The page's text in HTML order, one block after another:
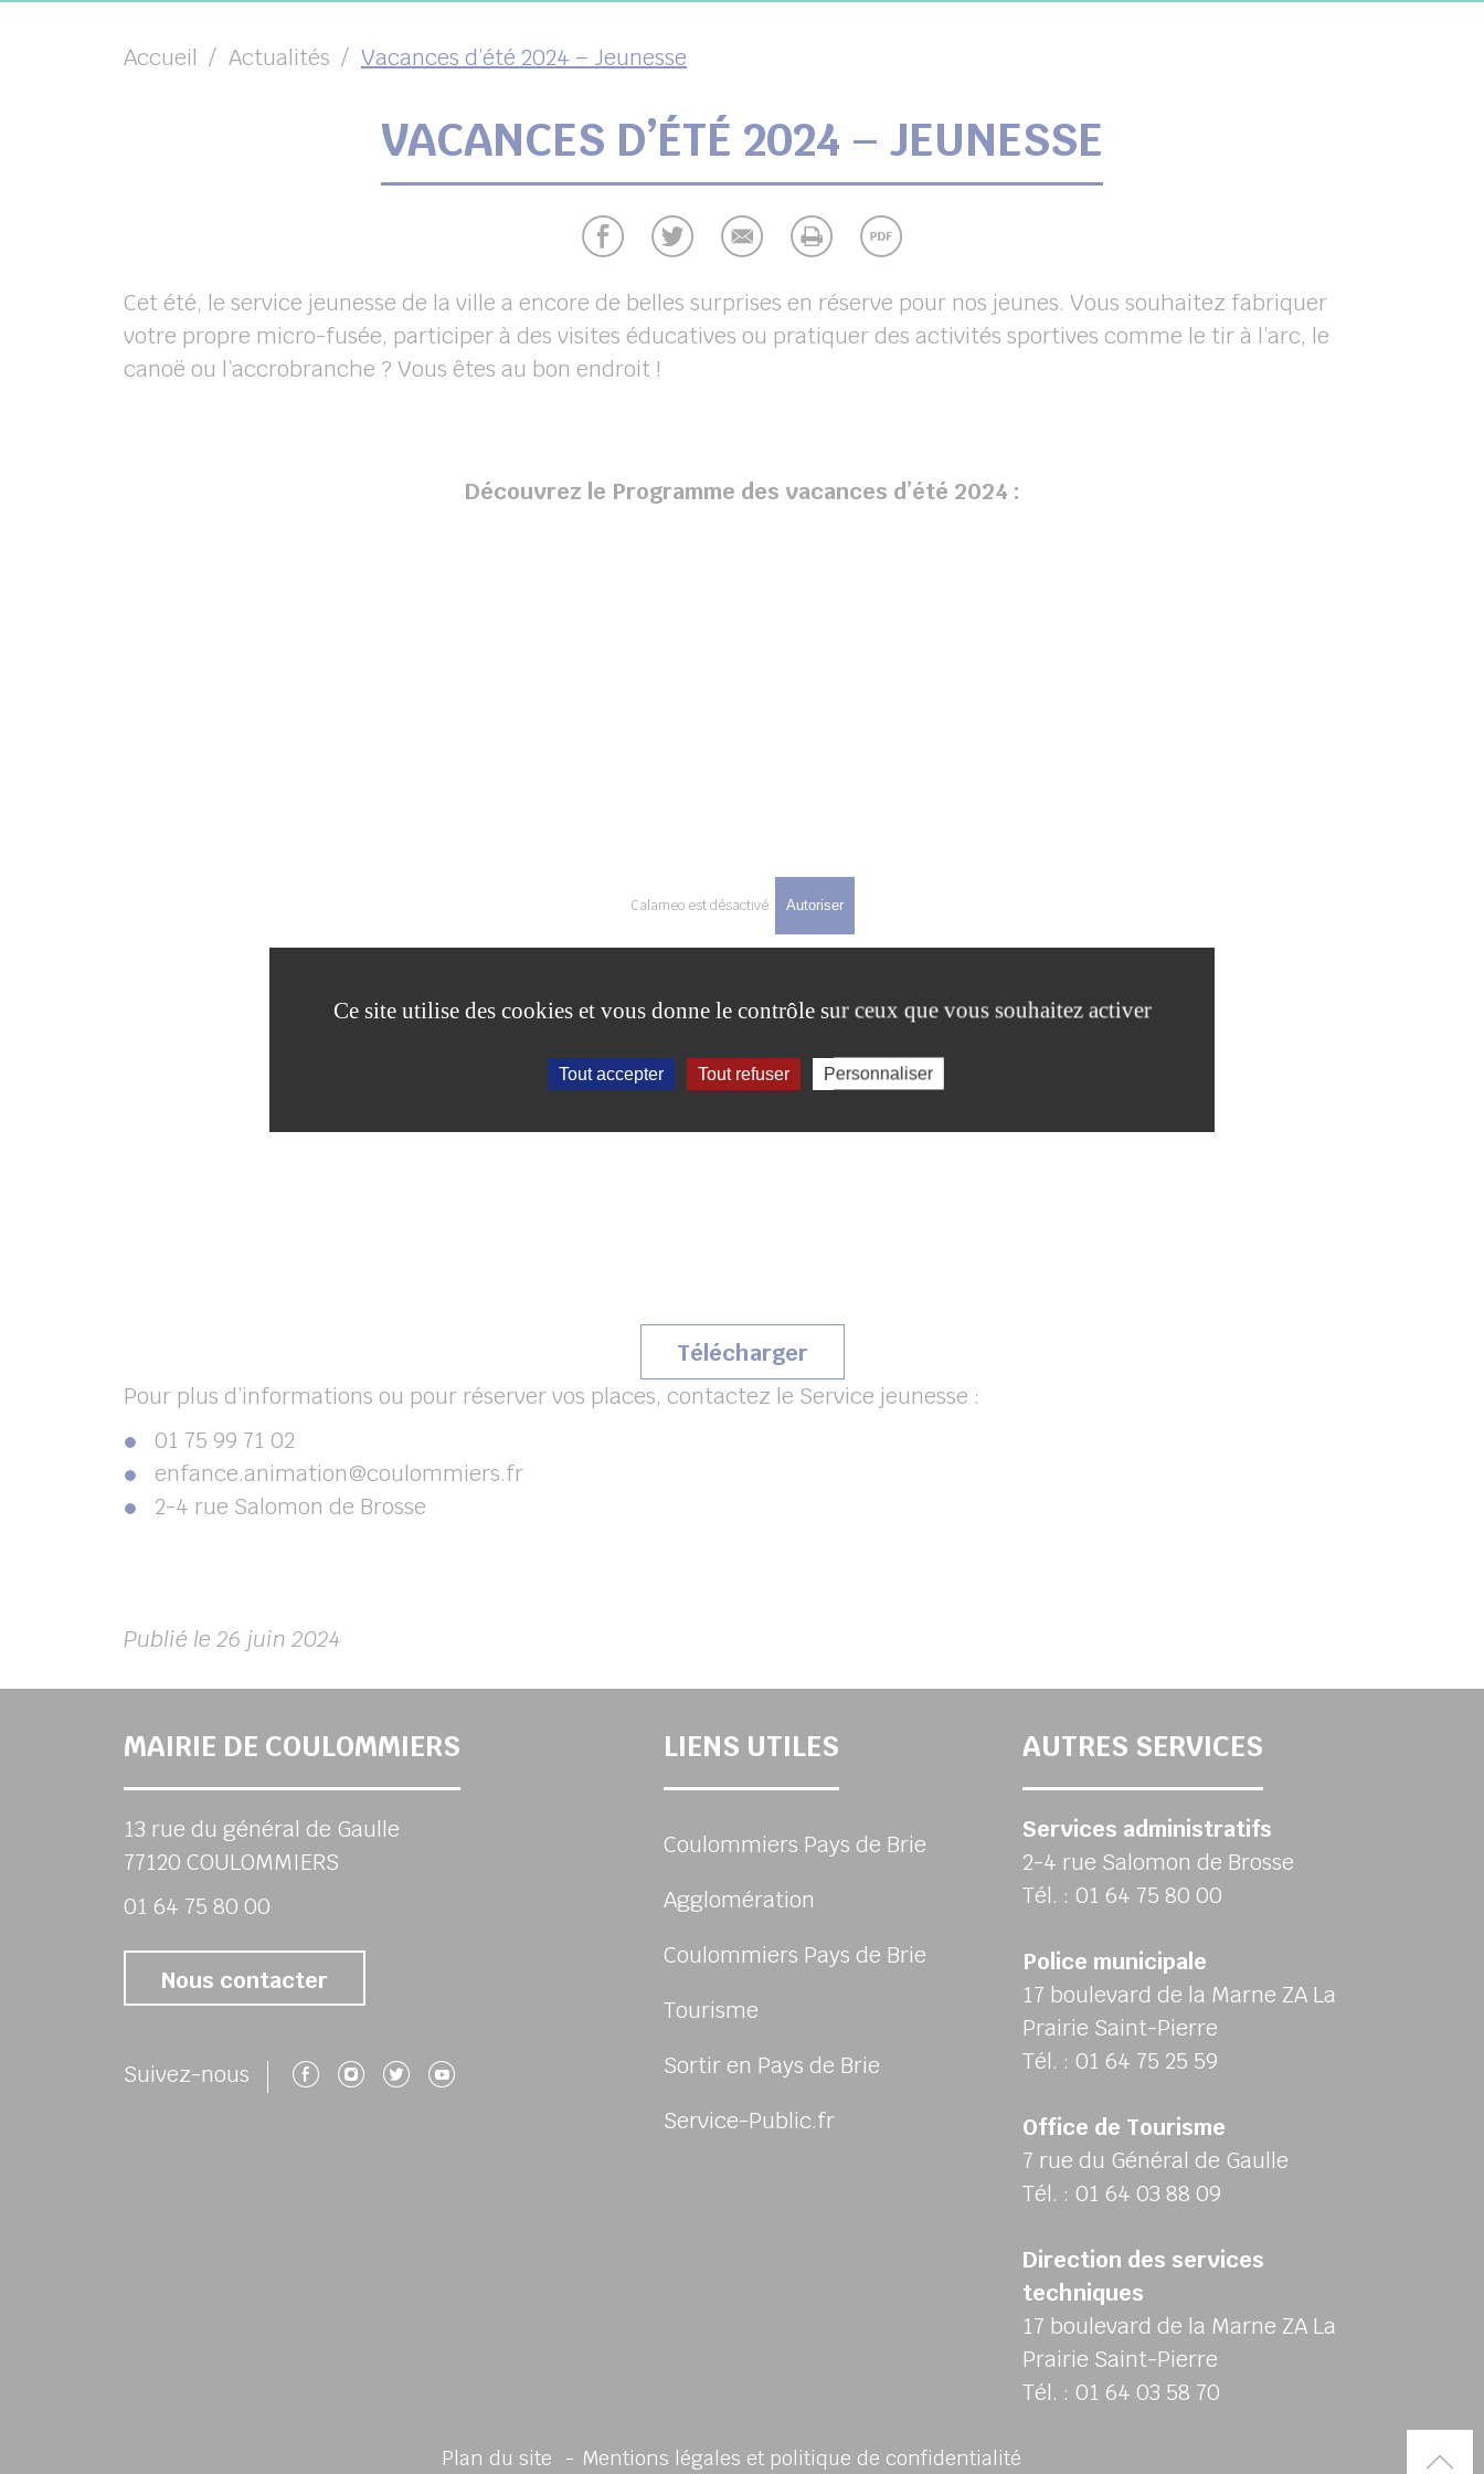
Accueil Actualités Vacances d’été 2024 – Jeunesse
VACANCES D’ÉTÉ 2024 – JEUNESSE
Cet été, le service jeunesse de la ville a encore de belles surprises en réserve pour nos jeunes. Vous souhaitez fabriquer
votre propre micro-fusée, participer à des visites éducatives ou pratiquer des activités sportives comme le tir à l’arc, le
canoë ou l’accrobranche ? Vous êtes au bon endroit !
Découvrez le Programme des vacances d’été 2024 :
Calameo est désactivé. Autoriser
Télécharger(s’ouvrira dans une nouvelle fenêtre)
Pour plus d’informations ou pour réserver vos places, contactez le Service jeunesse :
01 75 99 71 02
enfance.animation@coulommiers.fr
2-4 rue Salomon de Brosse
Publié le 26 juin 2024
MAIRIE DE COULOMMIERS
13 rue du général de Gaulle
77120 COULOMMIERS
01 64 75 80 00
Nous contacter
Suivez-nous Suivez-nous sur Facebook
Suivez-nous sur Instagram
Suivez-nous sur Twitter
Suivez-nous sur Youtube
LIENS UTILES
Coulommiers Pays de Brie
Agglomération
Coulommiers Pays de Brie
Tourisme
Sortir en Pays de Brie
Service-Public.fr
AUTRES SERVICES
Services administratifs
2-4 rue Salomon de Brosse
Tél. : 01 64 75 80 00
Police municipale
17 boulevard de la Marne ZA La
Prairie Saint-Pierre
Tél. : 01 64 75 25 59
Office de Tourisme
7 rue du Général de Gaulle
Tél. : 01 64 03 88 09
Direction des services
techniques
17 boulevard de la Marne ZA La
Prairie Saint-Pierre
Tél. : 01 64 03 58 70
Plan du site Mentions légales et politique de confidentialité
Ce site utilise des cookies et vous donne le contrôle sur ceux que vous souhaitez activer
Tout accepter Tout refuser Personnaliser